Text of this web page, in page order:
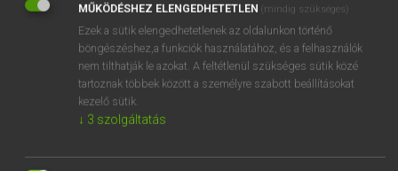
EGYÉNI FELHASZNÁLÓKNAK
TANULÓKNAK
OKTATÁSI INTÉZMÉNYEKNEK
VÁLLALATI MEGOLDÁSOK
RÓLUNK
MŰKÖDÉSHEZ ELENGEDHETETLEN (mindig szükséges)
Ezek a sütik elengedhetetlenek az oldalunkon történő
böngészéshez,a funkciók használatához, és a felhasználók
nem tilthatják le azokat. A feltétlenül szükséges sütik közé
tartoznak többek között a személyre szabott beállításokat
kezelő sütik.
↓ 3 szolgáltatás